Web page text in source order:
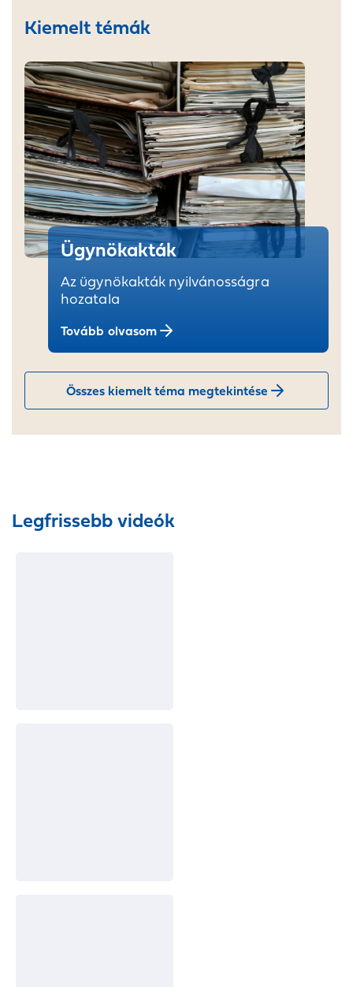
Kiemelt témák
Ügynökakták
Az ügynökakták nyilvánosságra
hozatala
Tovább olvasom
Összes kiemelt téma megtekintése
Legfrissebb videók